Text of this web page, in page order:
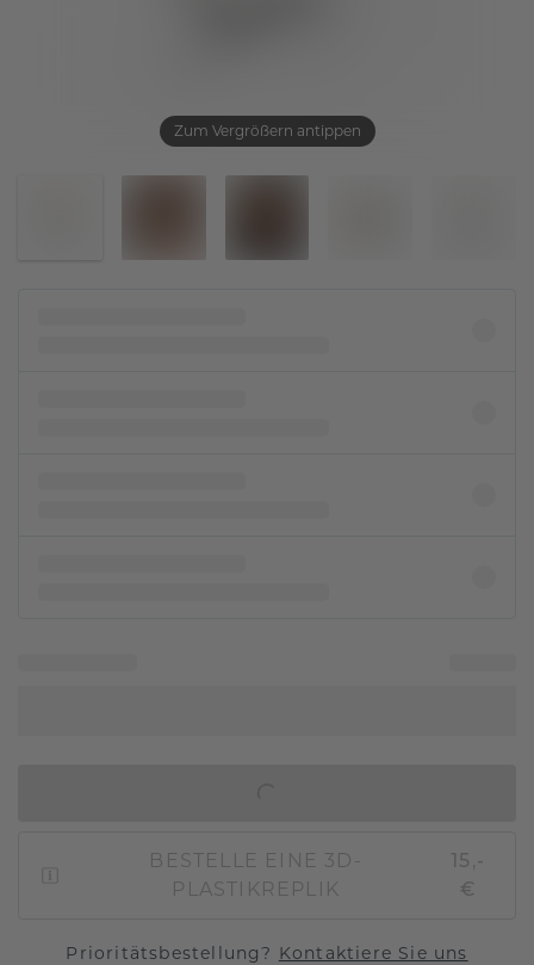
Zum Vergrößern antippen
BESTELLE EINE 3D-
PLASTIKREPLIK
15,-
€
Prioritätsbestellung? Kontaktiere Sie uns